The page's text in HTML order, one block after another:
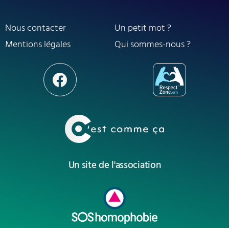
Nous contacter
Un petit mot ?
Mentions légales
Qui sommes-nous ?
Un site de l'association